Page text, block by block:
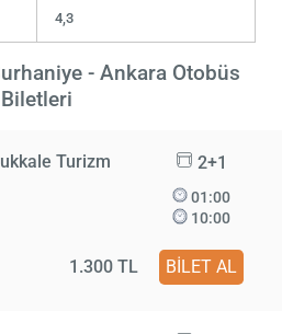
4,3
- Ankara Otobüs
Biletleri
Turizm 2+1
01:00
10:00
1.300 TL BİLET AL